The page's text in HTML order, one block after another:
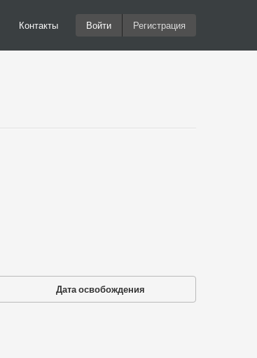
Контакты Войти Регистрация
Дата освобождения